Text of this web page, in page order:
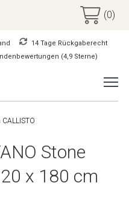
(0)
14 Tage Rückgaberecht
(4,9 Sterne)
Stone
x 180 cm